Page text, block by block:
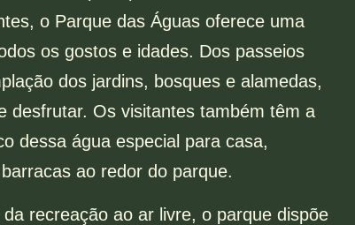
o Parque das Águas oferece uma
os gostos e idades. Dos passeios
dos jardins, bosques e alamedas,
desfrutar. Os visitantes também têm a
dessa água especial para casa,
ao redor do parque.
recreação ao ar livre, o parque dispõe